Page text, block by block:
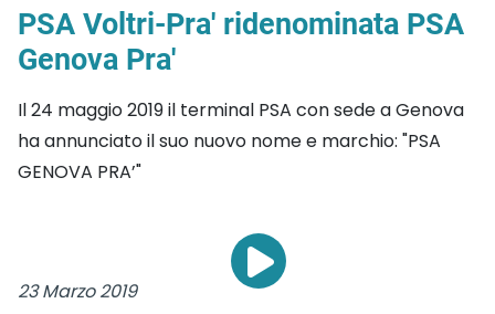
PSA Voltri-Pra' ridenominata PSA
Genova Pra'
Il 24 maggio 2019 il terminal PSA con sede a Genova
ha annunciato il suo nuovo nome e marchio: "PSA
GENOVA PRA’"
23 Marzo 2019